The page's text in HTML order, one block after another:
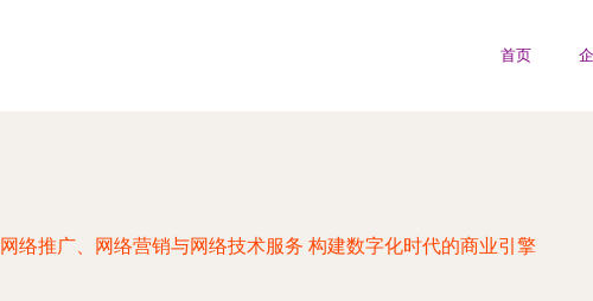
首页
网络推广、网络营销与网络技术服务 构建数字化时代的商业引擎